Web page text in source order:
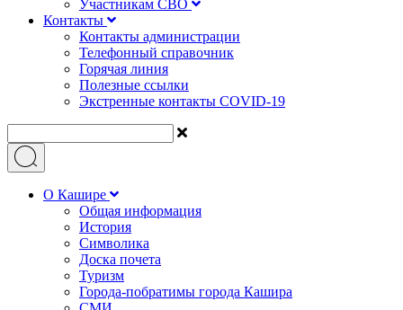
Участникам СВО
Контакты
Контакты администрации
Телефонный справочник
Горячая линия
Полезные ссылки
Экстренные контакты COVID-19
О Кашире
Общая информация
История
Символика
Доска почета
Туризм
Города-побратимы города Кашира